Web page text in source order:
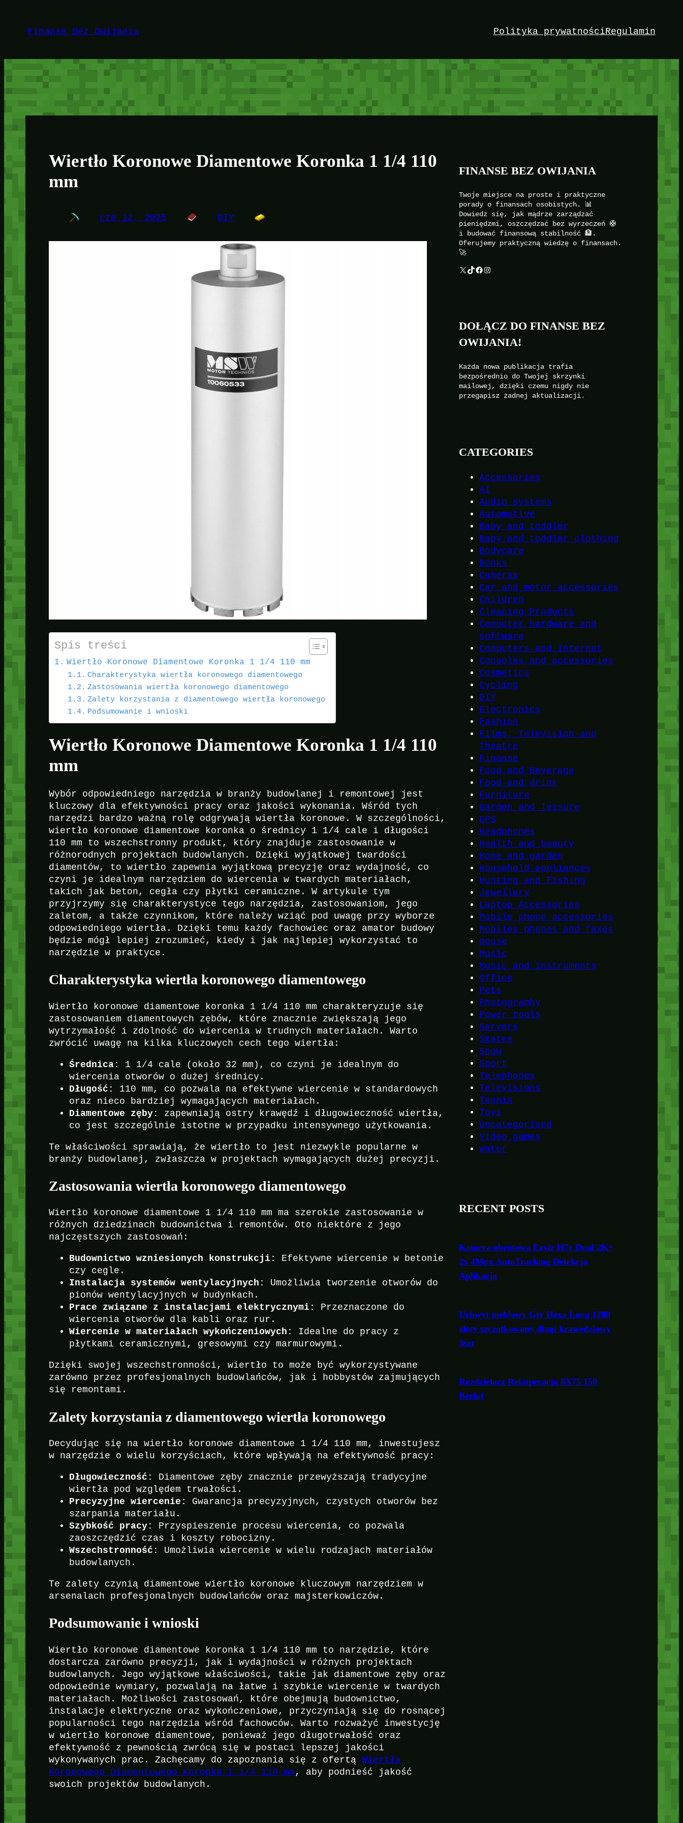
treściFinanse Bez Owijania Polityka prywatnościRegulamin
Wiertło Koronowe Diamentowe Koronka 1 1/4 110
mm
cze 12, 2025 DIY
Spis treści
Wiertło Koronowe Diamentowe Koronka 1 1/4 110 mm
Charakterystyka wiertła koronowego diamentowego
Zastosowania wiertła koronowego diamentowego
Zalety korzystania z diamentowego wiertła koronowego
Podsumowanie i wnioski
Wiertło Koronowe Diamentowe Koronka 1 1/4 110
mm
Wybór odpowiedniego narzędzia w branży budowlanej i remontowej jest
kluczowy dla efektywności pracy oraz jakości wykonania. Wśród tych
narzędzi bardzo ważną rolę odgrywają wiertła koronowe. W szczególności,
wiertło koronowe diamentowe koronka o średnicy 1 1/4 cale i długości
110 mm to wszechstronny produkt, który znajduje zastosowanie w
różnorodnych projektach budowlanych. Dzięki wyjątkowej twardości
diamentów, to wiertło zapewnia wyjątkową precyzję oraz wydajność, co
czyni je idealnym narzędziem do wiercenia w twardych materiałach,
takich jak beton, cegła czy płytki ceramiczne. W artykule tym
przyjrzymy się charakterystyce tego narzędzia, zastosowaniom, jego
zaletom, a także czynnikom, które należy wziąć pod uwagę przy wyborze
odpowiedniego wiertła. Dzięki temu każdy fachowiec oraz amator budowy
będzie mógł lepiej zrozumieć, kiedy i jak najlepiej wykorzystać to
narzędzie w praktyce.
Charakterystyka wiertła koronowego diamentowego
Wiertło koronowe diamentowe koronka 1 1/4 110 mm charakteryzuje się
zastosowaniem diamentowych zębów, które znacznie zwiększają jego
wytrzymałość i zdolność do wiercenia w trudnych materiałach. Warto
zwrócić uwagę na kilka kluczowych cech tego wiertła:
Średnica:
1 1/4 cale (około 32 mm), co czyni je idealnym do
wiercenia otworów o dużej średnicy.
Długość:
110 mm, co pozwala na efektywne wiercenie w standardowych
oraz nieco bardziej wymagających materiałach.
Diamentowe zęby:
zapewniają ostry krawędź i długowieczność wiertła,
co jest szczególnie istotne w przypadku intensywnego użytkowania.
Te właściwości sprawiają, że wiertło to jest niezwykle popularne w
branży budowlanej, zwłaszcza w projektach wymagających dużej precyzji.
Zastosowania wiertła koronowego diamentowego
Wiertło koronowe diamentowe 1 1/4 110 mm ma szerokie zastosowanie w
różnych dziedzinach budownictwa i remontów. Oto niektóre z jego
najczęstszych zastosowań:
Budownictwo wzniesionych konstrukcji:
Efektywne wiercenie w betonie
czy cegle.
Instalacja systemów wentylacyjnych:
Umożliwia tworzenie otworów do
pionów wentylacyjnych w budynkach.
Prace związane z instalacjami elektrycznymi:
Przeznaczone do
wiercenia otworów dla kabli oraz rur.
Wiercenie w materiałach wykończeniowych:
Idealne do pracy z
płytkami ceramicznymi, gresowymi czy marmurowymi.
Dzięki swojej wszechstronności, wiertło to może być wykorzystywane
zarówno przez profesjonalnych budowlańców, jak i hobbystów zajmujących
się remontami.
Zalety korzystania z diamentowego wiertła koronowego
Decydując się na wiertło koronowe diamentowe 1 1/4 110 mm, inwestujesz
w narzędzie o wielu korzyściach, które wpływają na efektywność pracy:
Długowieczność:
Diamentowe zęby znacznie przewyższają tradycyjne
wiertła pod względem trwałości.
Precyzyjne wiercenie:
Gwarancja precyzyjnych, czystych otworów bez
szarpania materiału.
Szybkość pracy:
Przyspieszenie procesu wiercenia, co pozwala
zaoszczędzić czas i koszty robocizny.
Wszechstronność:
Umożliwia wiercenie w wielu rodzajach materiałów
budowlanych.
Te zalety czynią diamentowe wiertło koronowe kluczowym narzędziem w
arsenalach profesjonalnych budowlańców oraz majsterkowiczów.
Podsumowanie i wnioski
Wiertło koronowe diamentowe koronka 1 1/4 110 mm to narzędzie, które
dostarcza zarówno precyzji, jak i wydajności w różnych projektach
budowlanych. Jego wyjątkowe właściwości, takie jak diamentowe zęby oraz
odpowiednie wymiary, pozwalają na łatwe i szybkie wiercenie w twardych
materiałach. Możliwości zastosowań, które obejmują budownictwo,
instalacje elektryczne oraz wykończeniowe, przyczyniają się do rosnącej
popularności tego narzędzia wśród fachowców. Warto rozważyć inwestycję
w wiertło koronowe diamentowe, ponieważ jego długotrwałość oraz
efektywność z pewnością zwrócą się w postaci lepszej jakości
wykonywanych prac. Zachęcamy do zapoznania się z ofertąWiertła
Koronowego Diamentowego Koronka 1 1/4 110 mm , aby podnieść jakość
swoich projektów budowlanych.
FINANSE BEZ OWIJANIA
Twoje miejsce na proste i praktyczne
porady o finansach osobistych. 📊
Dowiedz się, jak mądrze zarządzać
pieniędzmi, oszczędzać bez wyrzeczeń 🛟
i budować finansową stabilność 🏦.
Oferujemy praktyczną wiedzę o finansach.
🚀
X TikTok Facebook Instagram
DOŁĄCZ DO FINANSE BEZ
OWIJANIA!
Każda nowa publikacja trafia
bezpośrednio do Twojej skrzynki
mailowej, dzięki czemu nigdy nie
przegapisz żadnej aktualizacji.
CATEGORIES
Accessories
AI
Audio systems
Automotive
Baby and toddler
Baby and toddler clothing
Bodycare
Books
Cameras
Car and motor accessories
Children
Cleaning Products
Computer hardware and
software
Computers and Internet
Consoles and accessories
Cosmetics
Cycling
DIY
Electronics
Fashion
Films, Television and
Theatre
Finanse
Food and Beverage
Food and drink
Furniture
Garden and leisure
GPS
Headphones
Health and beauty
Home and garden
Household appliances
Hunting and Fishing
Jewellery
Laptop Accessories
Mobile phone accessories
Mobiles phones and faxes
mouse
Music
Music and instruments
Office
Pets
Photography
Power tools
Servers
Skates
Snow
Sport
Telephones
Televisions
Tennis
Toys
Uncategorised
Video games
Water
RECENT POSTS
Kamera obrotowa Ezviz H7c Dual 2K+
2x 4Mpx AutoTracking Detekcja
Aplikacja
Uchwyt meblowy Gtv Hexa Long 1200
złoty szczotkowany długi krawędziowy
3szt
Rozdzielacz Rekuperacja 8X75 150
Berluf